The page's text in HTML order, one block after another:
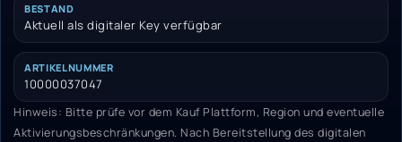
BESTAND
Aktuell als digitaler Key verfügbar
ARTIKELNUMMER
10000037047
Hinweis: Bitte prüfe vor dem Kauf Plattform, Region und eventuelle
Aktivierungsbeschränkungen. Nach Bereitstellung des digitalen